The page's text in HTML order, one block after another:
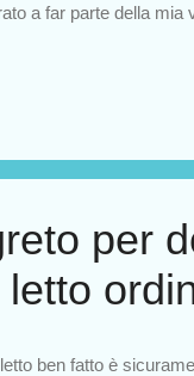
a far parte della mia
questa scatoletta
avrei mai potuto
in Toscana?
del giorno si faceva
alberi che
per
ben fatto è